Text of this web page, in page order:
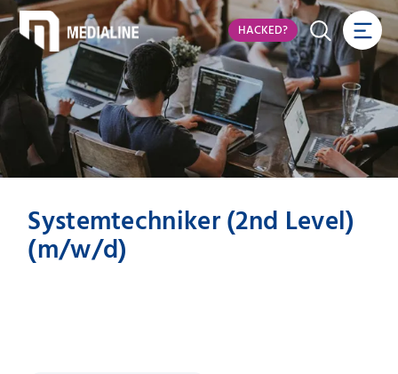
HACKED?
Systemtechniker (2nd Level)
(m/w/d)